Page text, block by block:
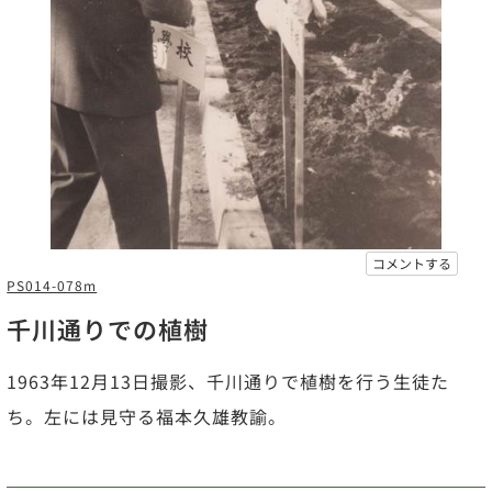
コメントする
PS014-078m
千川通りでの植樹
1963年12月13日撮影、千川通りで植樹を行う生徒た
ち。左には見守る福本久雄教諭。